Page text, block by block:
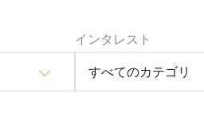
インタレスト
すべてのカテゴリ